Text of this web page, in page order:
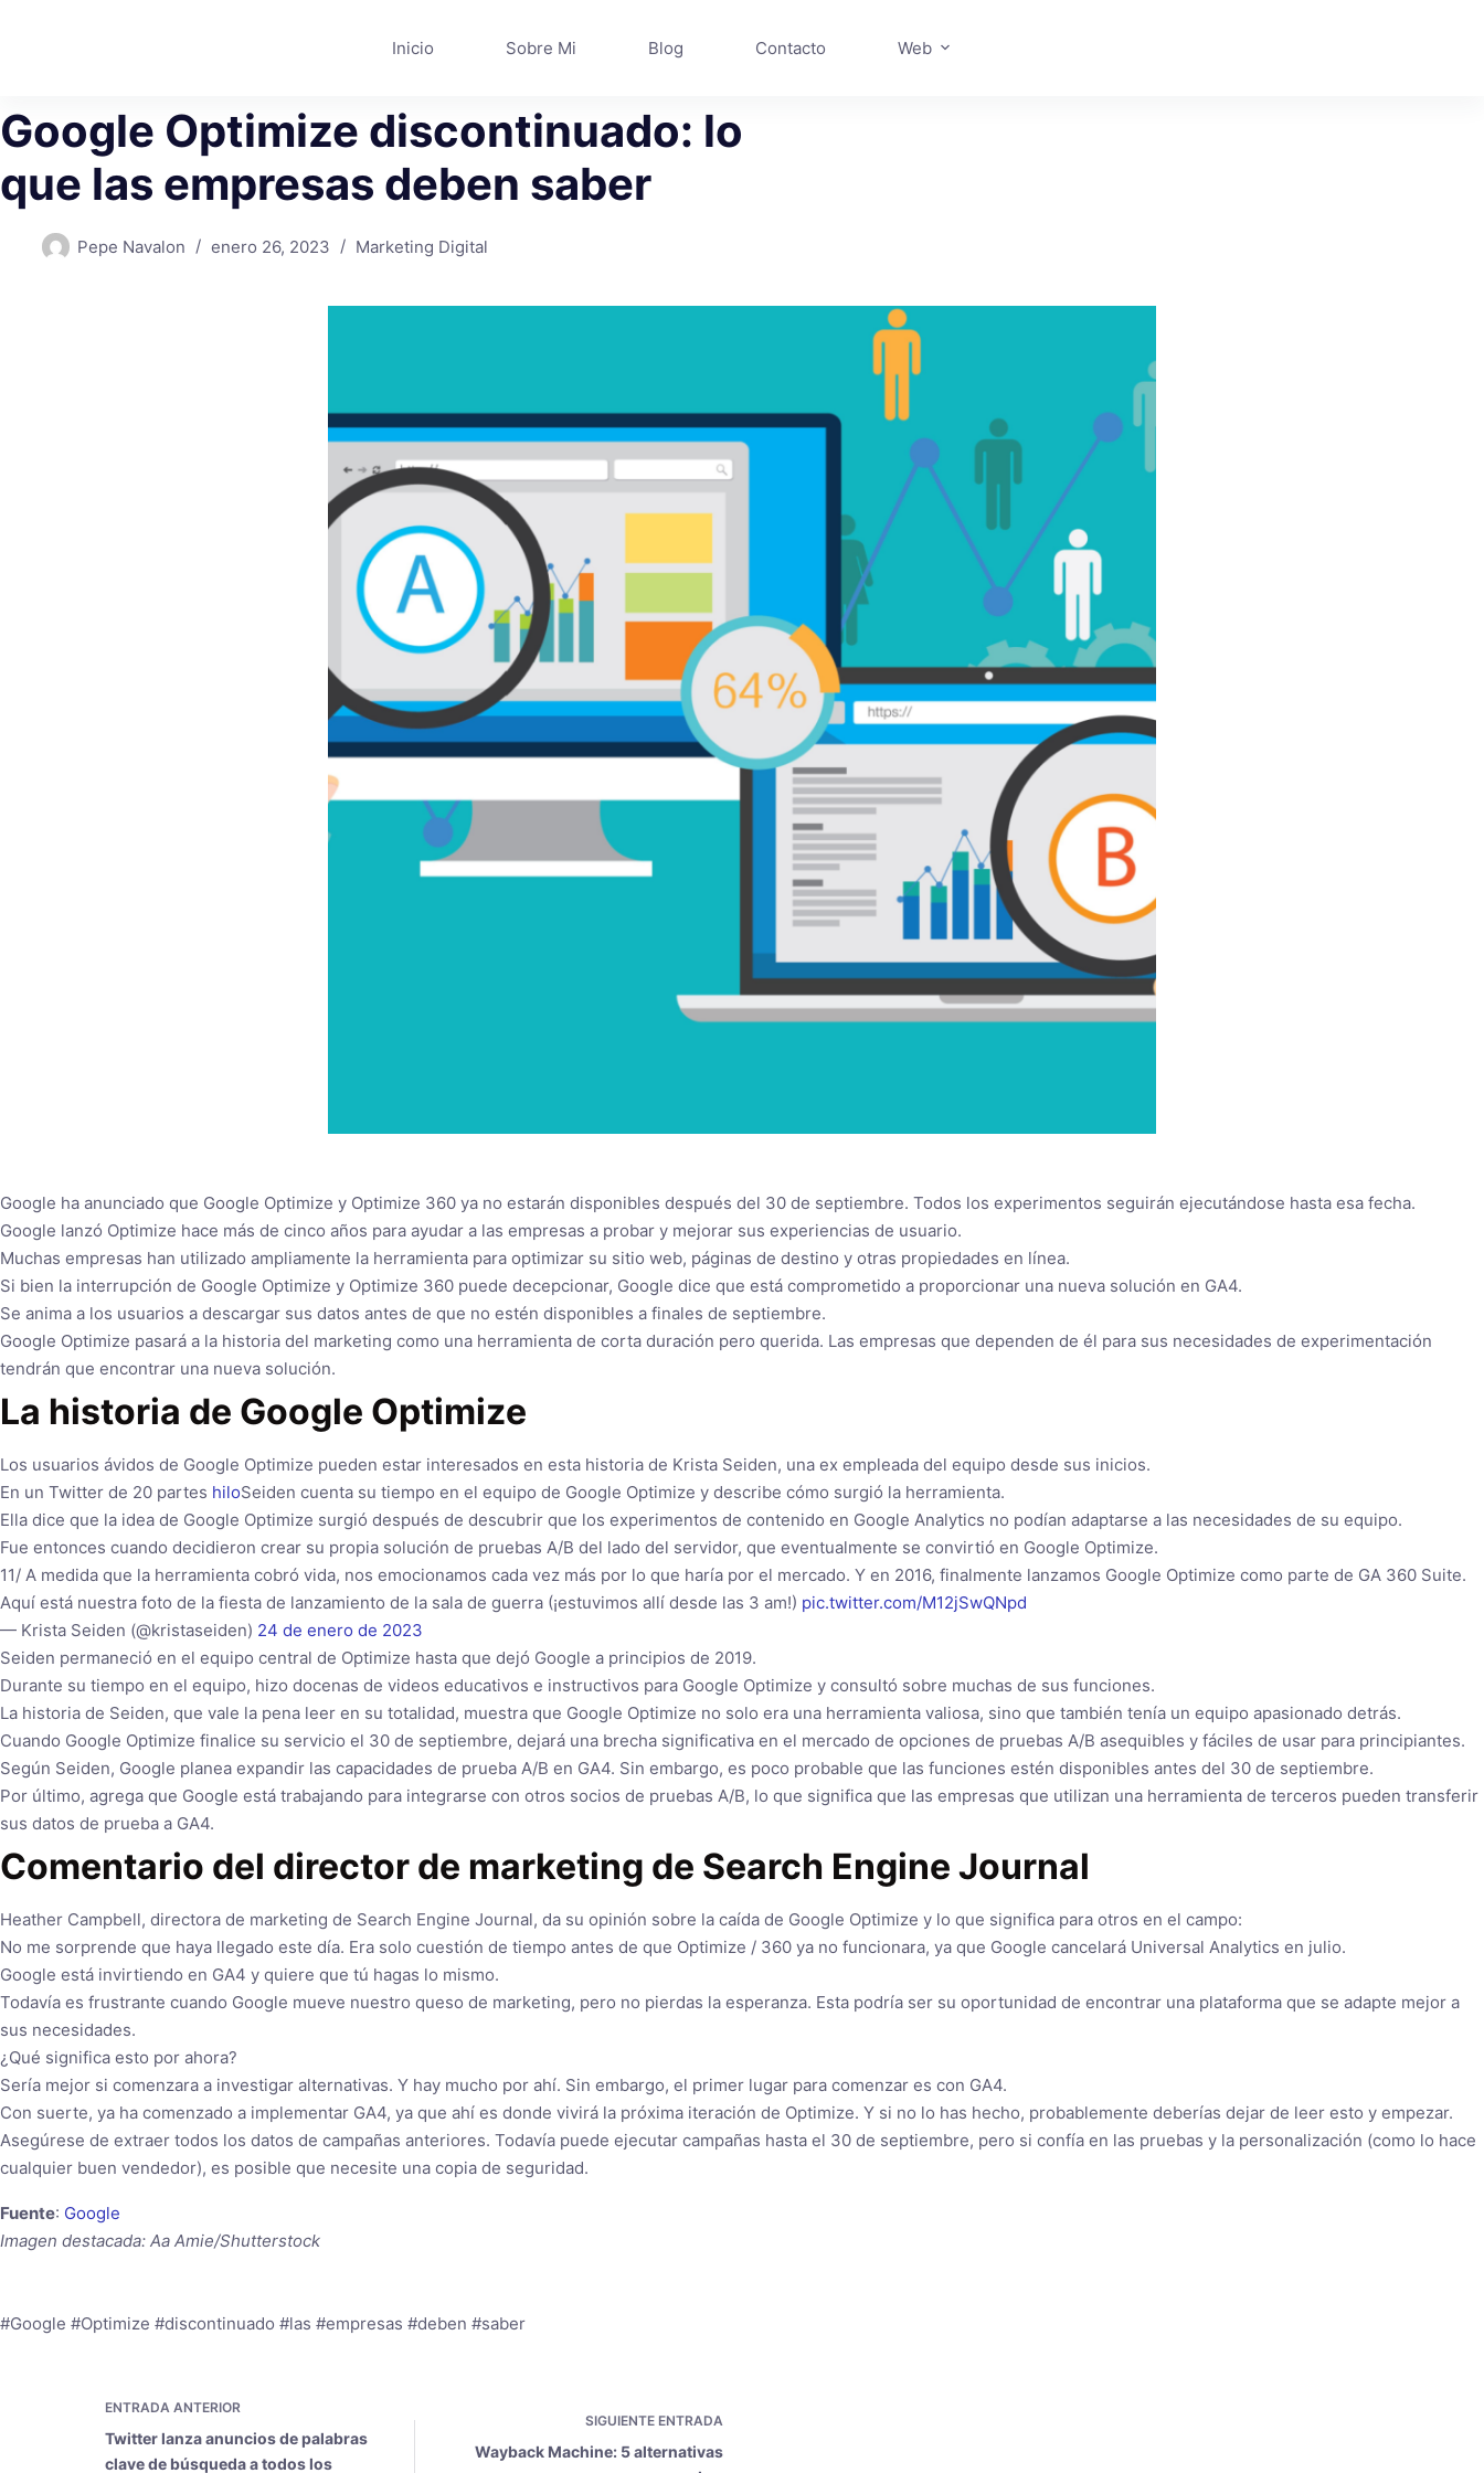
Inicio Sobre Mi Blog Contacto Web
Google Optimize discontinuado: lo
que las empresas deben saber
Pepe Navalon enero 26, 2023 Marketing Digital
Google ha anunciado que Google Optimize y Optimize 360 ​​ya no estarán disponibles después del 30 de septiembre. Todos los experimentos seguirán ejecutándose hasta esa fecha.
Google lanzó Optimize hace más de cinco años para ayudar a las empresas a probar y mejorar sus experiencias de usuario.
Muchas empresas han utilizado ampliamente la herramienta para optimizar su sitio web, páginas de destino y otras propiedades en línea.
Si bien la interrupción de Google Optimize y Optimize 360 ​​puede decepcionar, Google dice que está comprometido a proporcionar una nueva solución en GA4.
Se anima a los usuarios a descargar sus datos antes de que no estén disponibles a finales de septiembre.
Google Optimize pasará a la historia del marketing como una herramienta de corta duración pero querida. Las empresas que dependen de él para sus necesidades de experimentación
tendrán que encontrar una nueva solución.
La historia de Google Optimize
Los usuarios ávidos de Google Optimize pueden estar interesados ​​en esta historia de Krista Seiden, una ex empleada del equipo desde sus inicios.
En un Twitter de 20 partes hiloSeiden cuenta su tiempo en el equipo de Google Optimize y describe cómo surgió la herramienta.
Ella dice que la idea de Google Optimize surgió después de descubrir que los experimentos de contenido en Google Analytics no podían adaptarse a las necesidades de su equipo.
Fue entonces cuando decidieron crear su propia solución de pruebas A/B del lado del servidor, que eventualmente se convirtió en Google Optimize.
11/ A medida que la herramienta cobró vida, nos emocionamos cada vez más por lo que haría por el mercado. Y en 2016, finalmente lanzamos Google Optimize como parte de GA 360 Suite.
Aquí está nuestra foto de la fiesta de lanzamiento de la sala de guerra (¡estuvimos allí desde las 3 am!) pic.twitter.com/M12jSwQNpd
— Krista Seiden (@kristaseiden) 24 de enero de 2023
Seiden permaneció en el equipo central de Optimize hasta que dejó Google a principios de 2019.
Durante su tiempo en el equipo, hizo docenas de videos educativos e instructivos para Google Optimize y consultó sobre muchas de sus funciones.
La historia de Seiden, que vale la pena leer en su totalidad, muestra que Google Optimize no solo era una herramienta valiosa, sino que también tenía un equipo apasionado detrás.
Cuando Google Optimize finalice su servicio el 30 de septiembre, dejará una brecha significativa en el mercado de opciones de pruebas A/B asequibles y fáciles de usar para principiantes.
Según Seiden, Google planea expandir las capacidades de prueba A/B en GA4. Sin embargo, es poco probable que las funciones estén disponibles antes del 30 de septiembre.
Por último, agrega que Google está trabajando para integrarse con otros socios de pruebas A/B, lo que significa que las empresas que utilizan una herramienta de terceros pueden transferir
sus datos de prueba a GA4.
Comentario del director de marketing de Search Engine Journal
Heather Campbell, directora de marketing de Search Engine Journal, da su opinión sobre la caída de Google Optimize y lo que significa para otros en el campo:
No me sorprende que haya llegado este día. Era solo cuestión de tiempo antes de que Optimize / 360 ya no funcionara, ya que Google cancelará Universal Analytics en julio.
Google está invirtiendo en GA4 y quiere que tú hagas lo mismo.
Todavía es frustrante cuando Google mueve nuestro queso de marketing, pero no pierdas la esperanza. Esta podría ser su oportunidad de encontrar una plataforma que se adapte mejor a
sus necesidades.
¿Qué significa esto por ahora?
Sería mejor si comenzara a investigar alternativas. Y hay mucho por ahí. Sin embargo, el primer lugar para comenzar es con GA4.
Con suerte, ya ha comenzado a implementar GA4, ya que ahí es donde vivirá la próxima iteración de Optimize. Y si no lo has hecho, probablemente deberías dejar de leer esto y empezar.
Asegúrese de extraer todos los datos de campañas anteriores. Todavía puede ejecutar campañas hasta el 30 de septiembre, pero si confía en las pruebas y la personalización (como lo hace
cualquier buen vendedor), es posible que necesite una copia de seguridad.
Fuente: Google
Imagen destacada: Aa Amie/Shutterstock
#Google #Optimize #discontinuado #las #empresas #deben #saber
ENTRADA ANTERIOR
Twitter lanza anuncios de palabras
clave de búsqueda a todos los
SIGUIENTE ENTRADA
Wayback Machine: 5 alternativas